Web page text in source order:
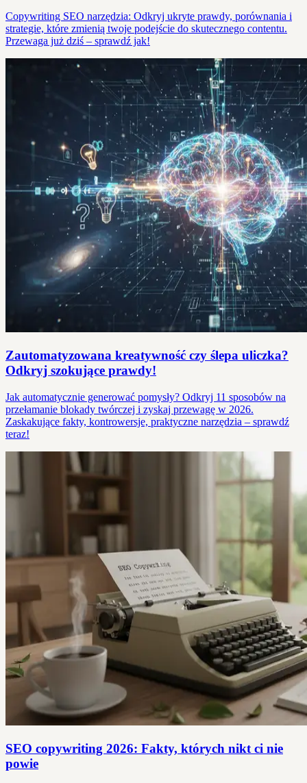
Copywriting SEO narzędzia: Odkryj ukryte prawdy, porównania i
strategie, które zmienią twoje podejście do skutecznego contentu.
Przewaga już dziś – sprawdź jak!
Zautomatyzowana kreatywność czy ślepa uliczka?
Odkryj szokujące prawdy!
Jak automatycznie generować pomysły? Odkryj 11 sposobów na
przełamanie blokady twórczej i zyskaj przewagę w 2026.
Zaskakujące fakty, kontrowersje, praktyczne narzędzia – sprawdź
teraz!
SEO copywriting 2026: Fakty, których nikt ci nie
powie